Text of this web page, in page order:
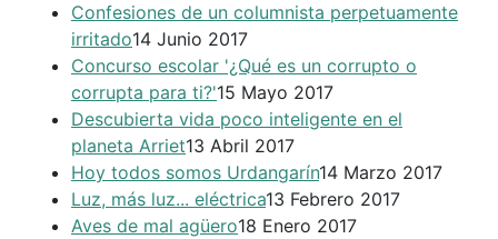
Confesiones de un columnista perpetuamente
irritado14 Junio 2017
Concurso escolar '¿Qué es un corrupto o
corrupta para ti?'15 Mayo 2017
Descubierta vida poco inteligente en el
planeta Arriet13 Abril 2017
Hoy todos somos Urdangarín14 Marzo 2017
Luz, más luz... eléctrica13 Febrero 2017
Aves de mal agüero18 Enero 2017